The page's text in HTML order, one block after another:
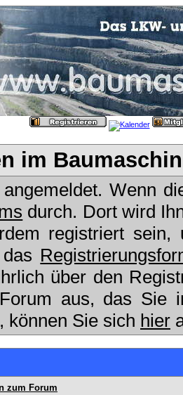
im
Wenn
durch. Dort wird
registriert
über den
aus, das Sie
können Sie sich hier
zum Forum